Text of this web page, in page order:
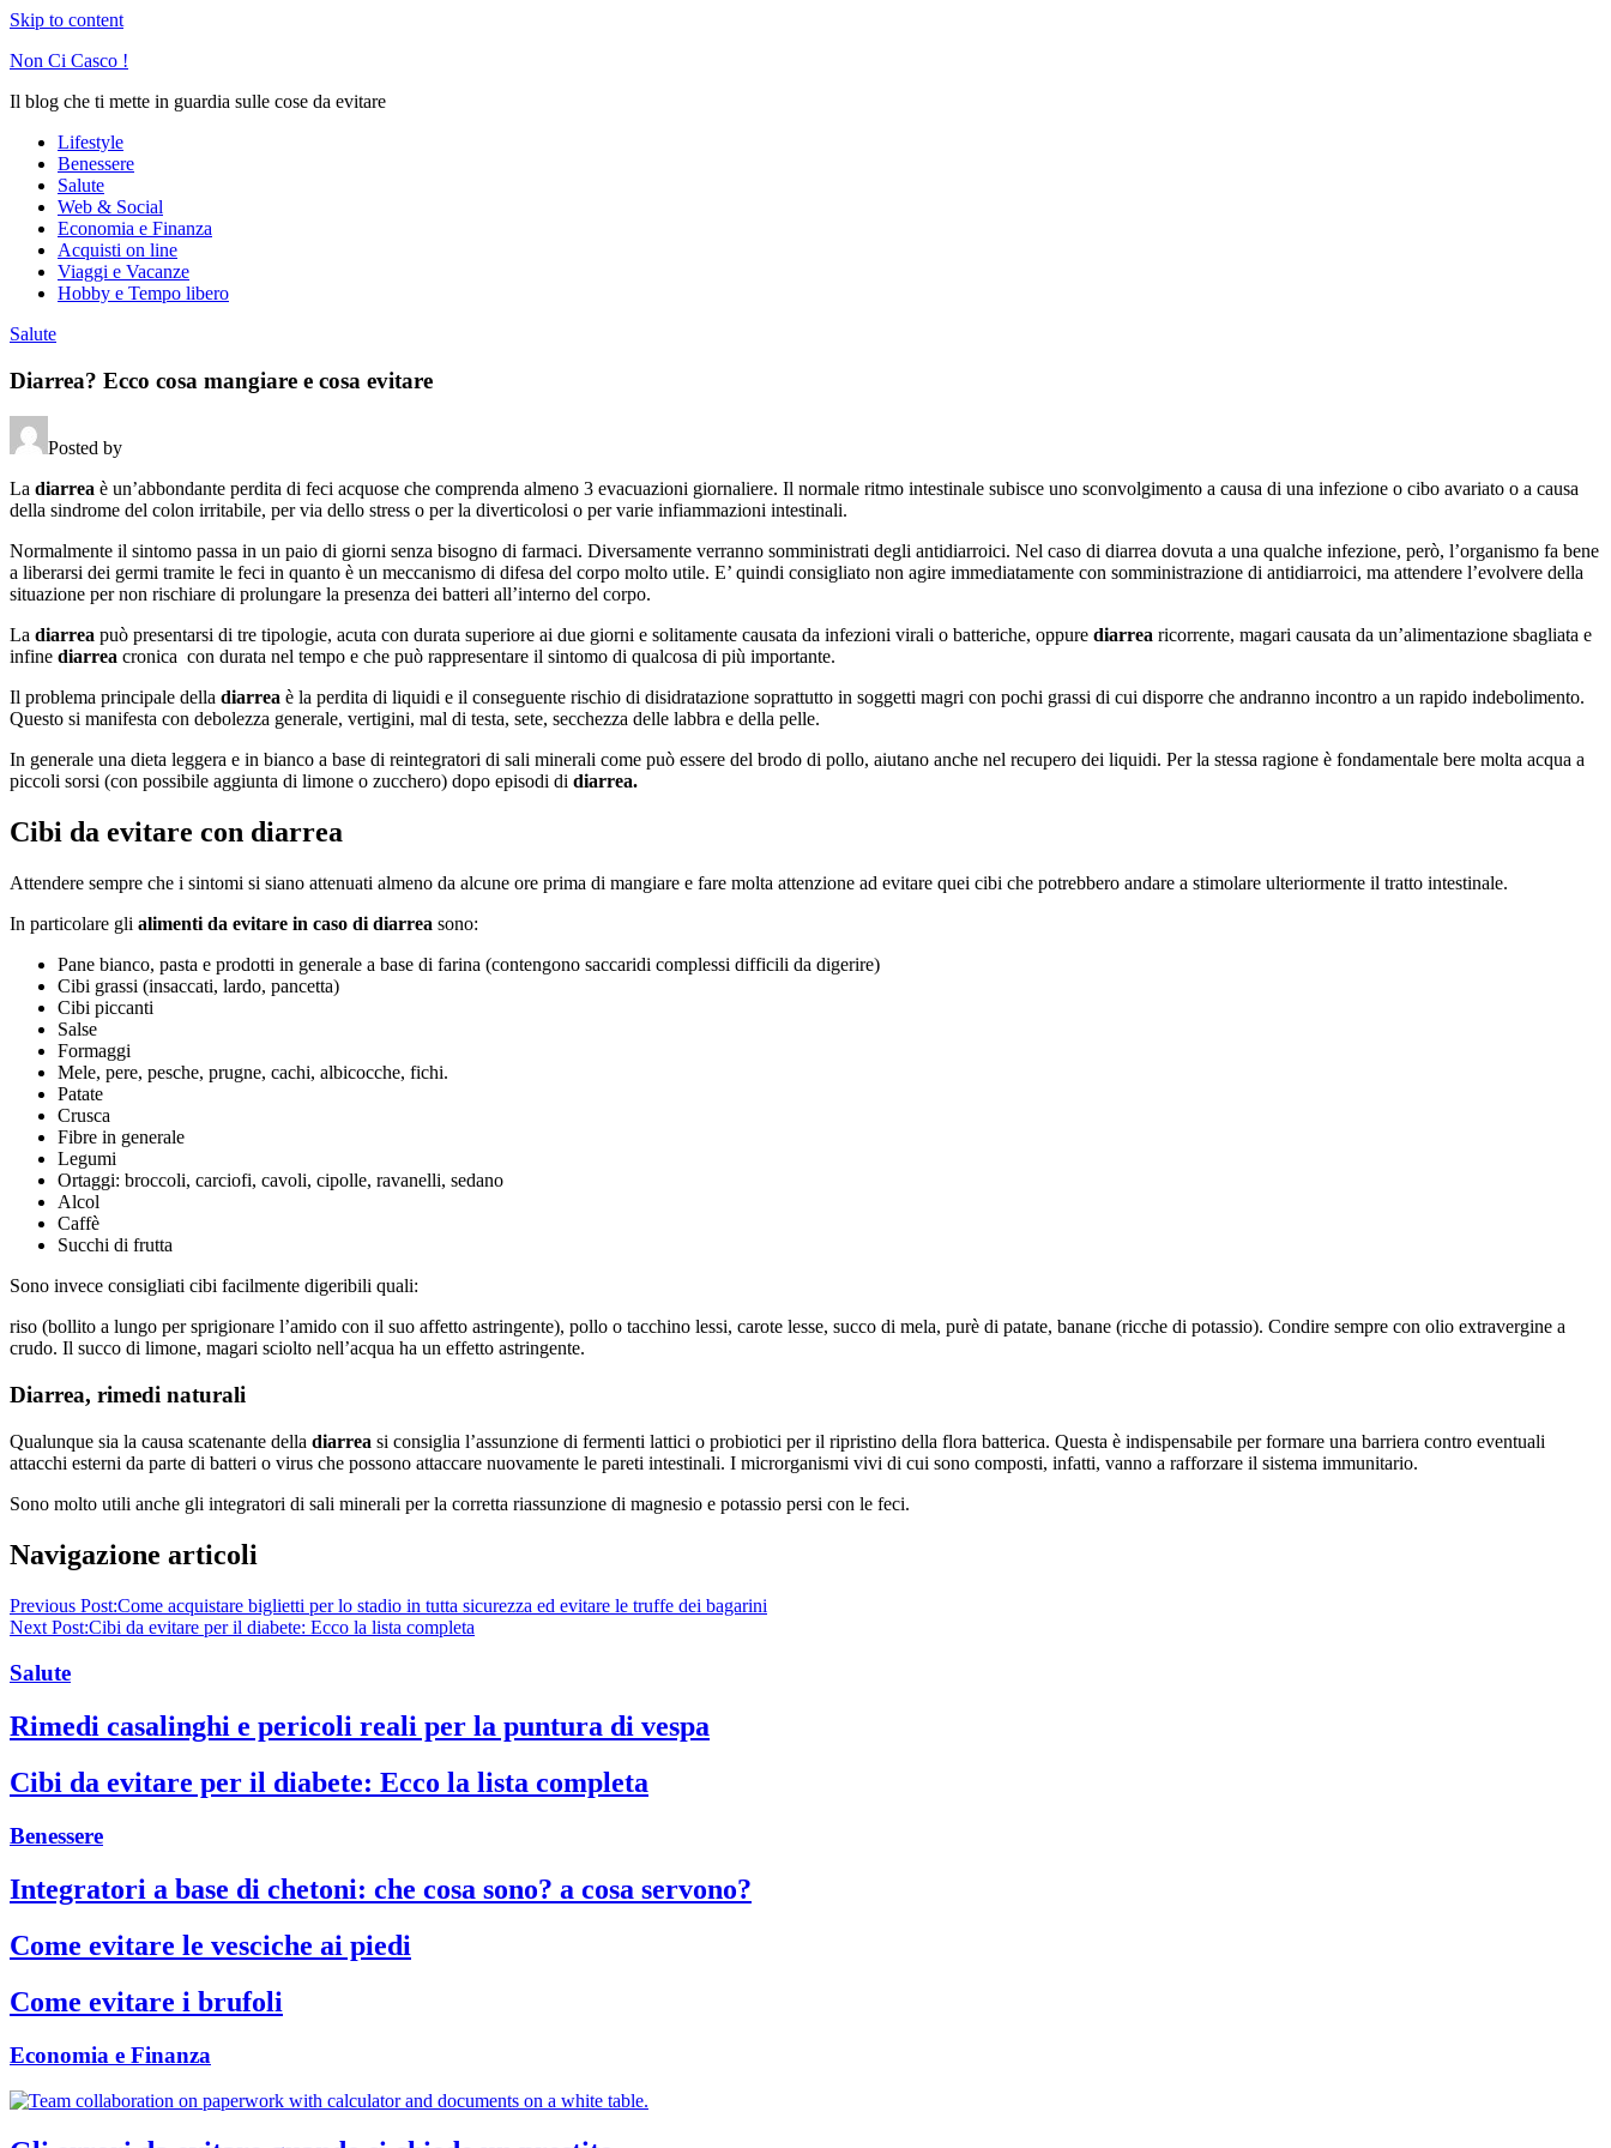
Skip to content
Non Ci Casco !
Il blog che ti mette in guardia sulle cose da evitare
Lifestyle
Benessere
Salute
Web & Social
Economia e Finanza
Acquisti on line
Viaggi e Vacanze
Hobby e Tempo libero
Salute
Diarrea? Ecco cosa mangiare e cosa evitare
Posted by
La diarrea è un’abbondante perdita di feci acquose che comprenda almeno 3 evacuazioni giornaliere. Il normale ritmo intestinale subisce uno sconvolgimento a causa di una infezione o cibo avariato o a causa
della sindrome del colon irritabile, per via dello stress o per la diverticolosi o per varie infiammazioni intestinali.
Normalmente il sintomo passa in un paio di giorni senza bisogno di farmaci. Diversamente verranno somministrati degli antidiarroici. Nel caso di diarrea dovuta a una qualche infezione, però, l’organismo fa bene
a liberarsi dei germi tramite le feci in quanto è un meccanismo di difesa del corpo molto utile. E’ quindi consigliato non agire immediatamente con somministrazione di antidiarroici, ma attendere l’evolvere della
situazione per non rischiare di prolungare la presenza dei batteri all’interno del corpo.
La diarrea può presentarsi di tre tipologie, acuta con durata superiore ai due giorni e solitamente causata da infezioni virali o batteriche, oppure diarrea ricorrente, magari causata da un’alimentazione sbagliata e
infine diarrea cronica con durata nel tempo e che può rappresentare il sintomo di qualcosa di più importante.
Il problema principale della diarrea è la perdita di liquidi e il conseguente rischio di disidratazione soprattutto in soggetti magri con pochi grassi di cui disporre che andranno incontro a un rapido indebolimento.
Questo si manifesta con debolezza generale, vertigini, mal di testa, sete, secchezza delle labbra e della pelle.
In generale una dieta leggera e in bianco a base di reintegratori di sali minerali come può essere del brodo di pollo, aiutano anche nel recupero dei liquidi. Per la stessa ragione è fondamentale bere molta acqua a
piccoli sorsi (con possibile aggiunta di limone o zucchero) dopo episodi di diarrea.
Cibi da evitare con diarrea
Attendere sempre che i sintomi si siano attenuati almeno da alcune ore prima di mangiare e fare molta attenzione ad evitare quei cibi che potrebbero andare a stimolare ulteriormente il tratto intestinale.
In particolare gli alimenti da evitare in caso di diarrea sono:
Pane bianco, pasta e prodotti in generale a base di farina (contengono saccaridi complessi difficili da digerire)
Cibi grassi (insaccati, lardo, pancetta)
Cibi piccanti
Salse
Formaggi
Mele, pere, pesche, prugne, cachi, albicocche, fichi.
Patate
Crusca
Fibre in generale
Legumi
Ortaggi: broccoli, carciofi, cavoli, cipolle, ravanelli, sedano
Alcol
Caffè
Succhi di frutta
Sono invece consigliati cibi facilmente digeribili quali:
riso (bollito a lungo per sprigionare l’amido con il suo affetto astringente), pollo o tacchino lessi, carote lesse, succo di mela, purè di patate, banane (ricche di potassio). Condire sempre con olio extravergine a
crudo. Il succo di limone, magari sciolto nell’acqua ha un effetto astringente.
Diarrea, rimedi naturali
Qualunque sia la causa scatenante della diarrea si consiglia l’assunzione di fermenti lattici o probiotici per il ripristino della flora batterica. Questa è indispensabile per formare una barriera contro eventuali
attacchi esterni da parte di batteri o virus che possono attaccare nuovamente le pareti intestinali. I microrganismi vivi di cui sono composti, infatti, vanno a rafforzare il sistema immunitario.
Sono molto utili anche gli integratori di sali minerali per la corretta riassunzione di magnesio e potassio persi con le feci.
Navigazione articoli
Previous Post:Come acquistare biglietti per lo stadio in tutta sicurezza ed evitare le truffe dei bagarini
Next Post:Cibi da evitare per il diabete: Ecco la lista completa
Salute
Rimedi casalinghi e pericoli reali per la puntura di vespa
Cibi da evitare per il diabete: Ecco la lista completa
Benessere
Integratori a base di chetoni: che cosa sono? a cosa servono?
Come evitare le vesciche ai piedi
Come evitare i brufoli
Economia e Finanza